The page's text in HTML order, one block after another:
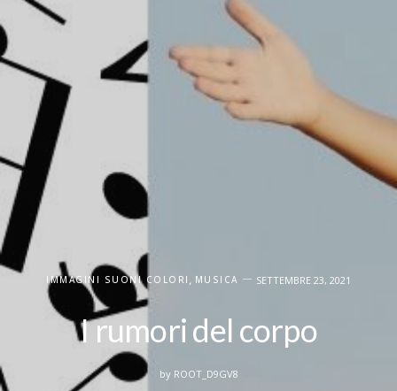
IMMAGINI SUONI COLORI , MUSICA SETTEMBRE 23, 2021
I rumori del corpo
by ROOT_D9GV8